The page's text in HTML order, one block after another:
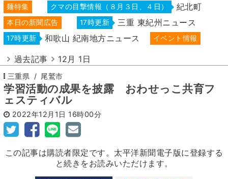
麺特集 クマの目撃情報（８月３日、４日） 紀北町
本日の新聞広告 17時更新 三重 東紀州ニュース
17時更新 和歌山 紀南地方ニュース イベント情報
過去記事 12月 1日
三重県 尾鷲市
学習活動の成果を披露 おわせっこ共育フ
ェスティバル
2022年12月1日 16時00分
この記事は購読者限定です。太平洋新聞電子版に登録する
と続きをお読みいただけます。